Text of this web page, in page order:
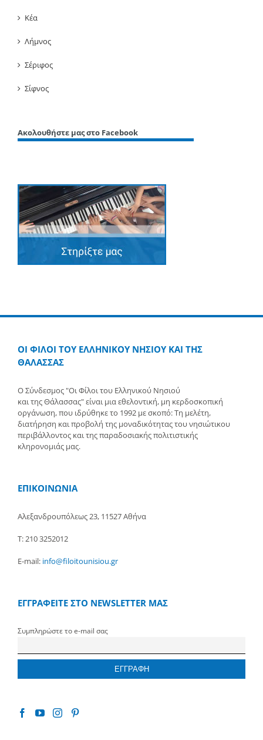
Κέα
Λήμνος
Σέριφος
Σίφνος
Ακολουθήστε μας στο Facebook
ΟΙ ΦΙΛΟΙ ΤΟΥ ΕΛΛΗΝΙΚΟΥ ΝΗΣΙΟΥ ΚΑΙ ΤΗΣ
ΘΑΛΑΣΣΑΣ
Ο Σύνδεσμος "Οι Φίλοι του Ελληνικού Νησιού
και της Θάλασσας" είναι μια εθελοντική, μη κερδοσκοπική
οργάνωση, που ιδρύθηκε το 1992 με σκοπό: Τη μελέτη,
διατήρηση και προβολή της μοναδικότητας του νησιώτικου
περιβάλλοντος και της παραδοσιακής πολιτιστικής
κληρονομιάς μας.
ΕΠΙΚΟΙΝΩΝΙΑ
Αλεξανδρουπόλεως 23, 11527 Αθήνα
Τ: 210 3252012
E-mail: info@filoitounisiou.gr
ΕΓΓΡΑΦΕΙΤΕ ΣΤΟ NEWSLETTER ΜΑΣ
Συμπληρώστε το e-mail σας